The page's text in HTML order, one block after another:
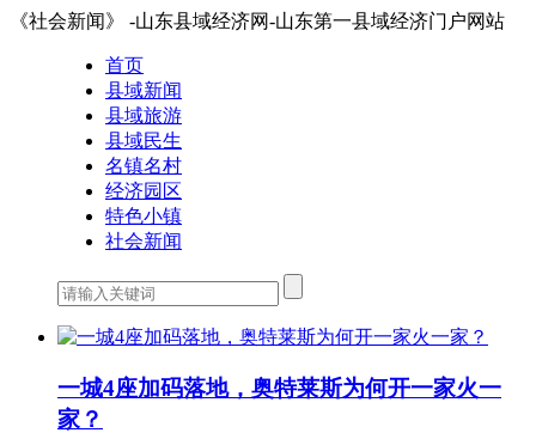
《社会新闻》 -山东县域经济网-山东第一县域经济门户网站
首页
县域新闻
县域旅游
县域民生
名镇名村
经济园区
特色小镇
社会新闻
一城4座加码落地，奥特莱斯为何开一家火一
家？